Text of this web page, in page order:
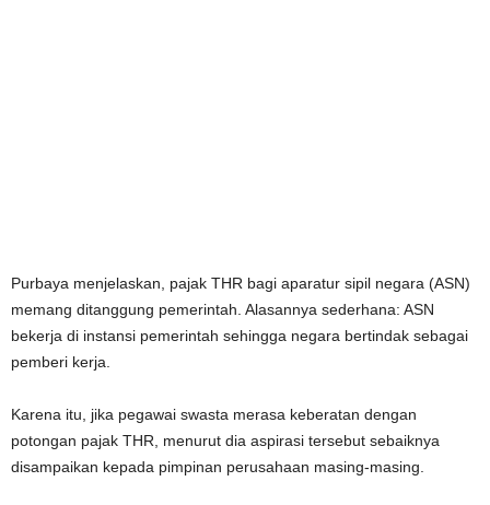
Purbaya menjelaskan, pajak THR bagi aparatur sipil negara (ASN)
memang ditanggung pemerintah. Alasannya sederhana: ASN
bekerja di instansi pemerintah sehingga negara bertindak sebagai
pemberi kerja.
Karena itu, jika pegawai swasta merasa keberatan dengan
potongan pajak THR, menurut dia aspirasi tersebut sebaiknya
disampaikan kepada pimpinan perusahaan masing-masing.